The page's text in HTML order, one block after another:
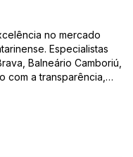
no mercado
Especialistas
Balneário Camboriú,
com a transparência,